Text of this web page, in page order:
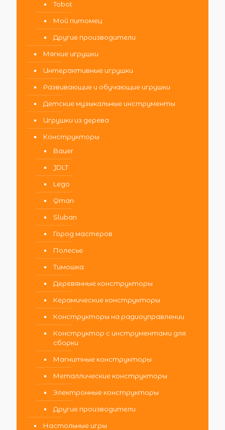
Tobot
Мой питомец
Другие производители
Мягкие игрушки
Интерактивные игрушки
Развивающие и обучающие игрушки
Детские музыкальные инструменты
Игрушки из дерева
Конструкторы
Bauer
JDLT
Lego
Qman
Sluban
Город мастеров
Полесье
Тимошка
Деревянные конструкторы
Керамические конструкторы
Конструкторы на радиоуправлении
Конструктор с инструментами для
сборки
Магнитные конструкторы
Металлические конструкторы
Электронные конструкторы
Другие производители
Настольные игры